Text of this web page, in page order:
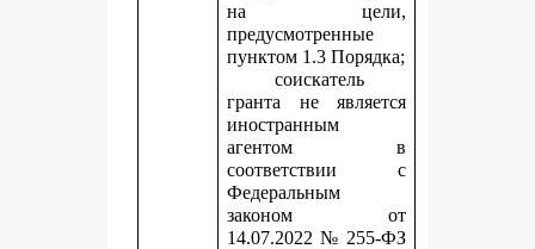
на цели,
предусмотренные
пунктом 1.3 Порядка;
соискатель
гранта не является
иностранным
агентом в
соответствии с
Федеральным
законом от
14.07.2022 № 255-ФЗ